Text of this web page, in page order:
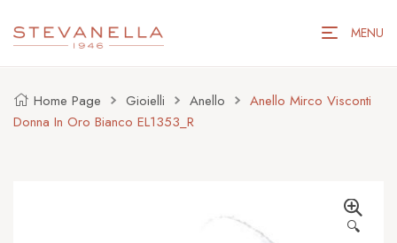
MENU
Home Page Gioielli Anello
Anello Mirco Visconti
Donna In Oro Bianco EL1353_R
🔍